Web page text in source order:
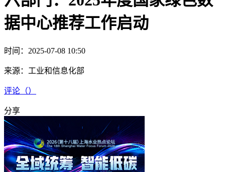
据中心推荐工作启动
时间：2025-07-08 10:50
来源： 工业和信息化部
评论（）
分享